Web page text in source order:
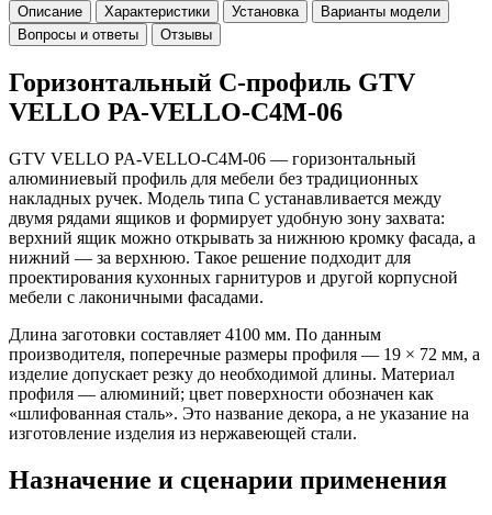
Описание Характеристики Установка
Варианты модели
Вопросы и ответы
Отзывы
Горизонтальный C-профиль GTV
VELLO PA-VELLO-C4M-06
GTV VELLO PA-VELLO-C4M-06 — горизонтальный
алюминиевый профиль для мебели без традиционных
накладных ручек. Модель типа C устанавливается между
двумя рядами ящиков и формирует удобную зону захвата:
верхний ящик можно открывать за нижнюю кромку фасада, а
нижний — за верхнюю. Такое решение подходит для
проектирования кухонных гарнитуров и другой корпусной
мебели с лаконичными фасадами.
Длина заготовки составляет 4100 мм. По данным
производителя, поперечные размеры профиля — 19 × 72 мм, а
изделие допускает резку до необходимой длины. Материал
профиля — алюминий; цвет поверхности обозначен как
«шлифованная сталь». Это название декора, а не указание на
изготовление изделия из нержавеющей стали.
Назначение и сценарии применения